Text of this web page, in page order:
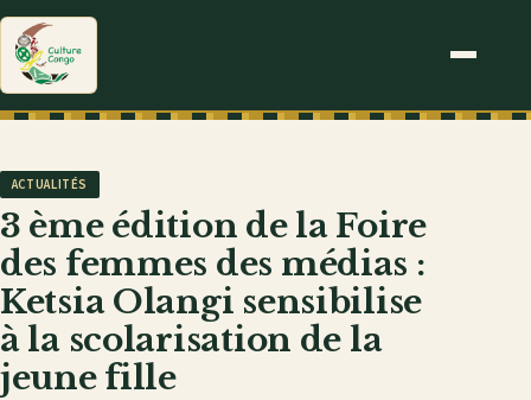
ACTUALITÉS
3 ème édition de la Foire
des femmes des médias :
Ketsia Olangi sensibilise
à la scolarisation de la
jeune fille